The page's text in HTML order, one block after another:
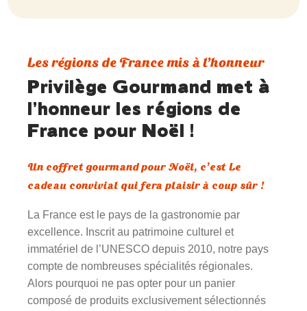
Les régions de France mis à l’honneur
Privilège Gourmand met à
l’honneur les régions de
France pour Noël !
Un coffret gourmand pour Noël, c’est Le
cadeau convivial qui fera plaisir à coup sûr !
La France est le pays de la gastronomie par
excellence. Inscrit au patrimoine culturel et
immatériel de l’UNESCO depuis 2010, notre pays
compte de nombreuses spécialités régionales.
Alors pourquoi ne pas opter pour un panier
composé de produits exclusivement sélectionnés